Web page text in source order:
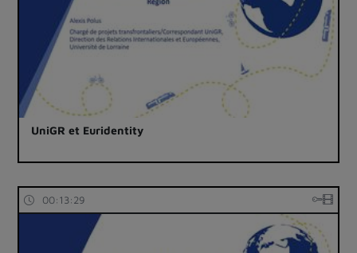
UniGR et Euridentity
00:13:29